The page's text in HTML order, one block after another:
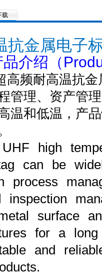
载
抗金属电子
品介绍（
频耐高温抗金
管理、资产管
温和低温，产
high
can be
process
inspection
surface
for a
and